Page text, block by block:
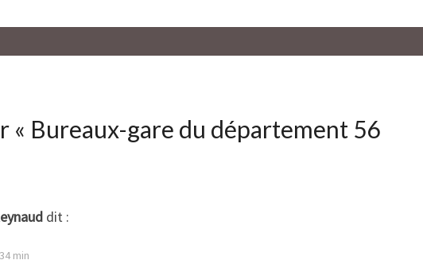
« Bureaux-gare du département 56
dit :
min